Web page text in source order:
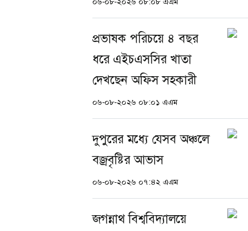
প্রভাষক পরিচয়ে ৪ বছর
ধরে এইচএসসির খাতা
দেখছেন অফিস সহকারী
০৬-০৮-২০২৬ ০৮:০১ এএম
দুপুরের মধ্যে যেসব অঞ্চলে
বজ্রবৃষ্টির আভাস
০৬-০৮-২০২৬ ০৭:৪২ এএম
জগন্নাথ বিশ্ববিদ্যালয়ে